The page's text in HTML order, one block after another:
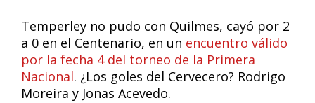
Temperley no pudo con Quilmes, cayó por 2
a 0 en el Centenario, en un encuentro válido
por la fecha 4 del torneo de la Primera
Nacional. ¿Los goles del Cervecero? Rodrigo
Moreira y Jonas Acevedo.